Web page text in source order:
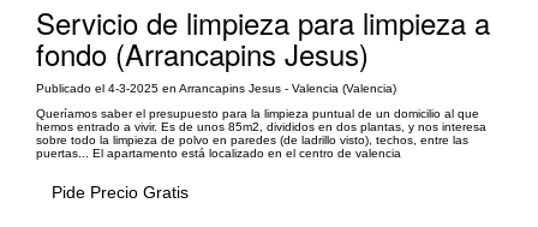
Servicio de limpieza para limpieza a
fondo (Arrancapins Jesus)
Publicado el 4-3-2025 en Arrancapins Jesus - Valencia (Valencia)
Queríamos saber el presupuesto para la limpieza puntual de un domicilio al que
hemos entrado a vivir. Es de unos 85m2, divididos en dos plantas, y nos interesa
sobre todo la limpieza de polvo en paredes (de ladrillo visto), techos, entre las
puertas... El apartamento está localizado en el centro de valencia
Pide Precio Gratis